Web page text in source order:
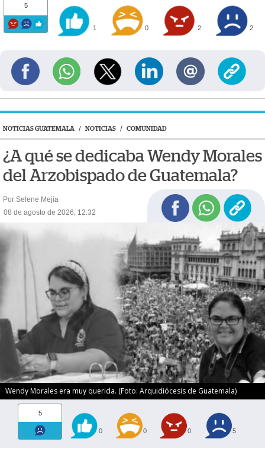
5
1 0 2 2
NOTICIAS GUATEMALA / NOTICIAS / COMUNIDAD
¿A qué se dedicaba Wendy Morales
del Arzobispado de Guatemala?
Por Selene Mejía
08 de agosto de 2026, 12:32
Wendy Morales era muy querida. (Foto: Arquidiócesis de Guatemala)
5
0 0 0 5